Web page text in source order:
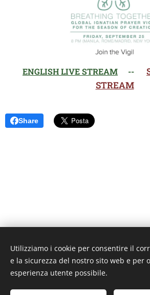
ENGLISH LIVE STREAM --
STREAM
Share
Unione Superiori Generali - Via dei
Cookies
Lingue
Utilizziamo i cookie per consentire il
e la sicurezza del nostro sito web e per
esperienza utente possibile.